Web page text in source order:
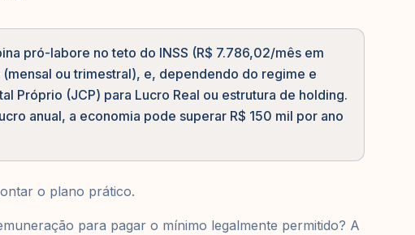
pró-labore no teto do INSS (R$ 7.786,02/mês em
ou trimestral), e, dependendo do regime e
Próprio (JCP) para Lucro Real ou estrutura de holding.
anual, a economia pode superar R$ 150 mil por ano
o plano prático.
para pagar o mínimo legalmente permitido? A